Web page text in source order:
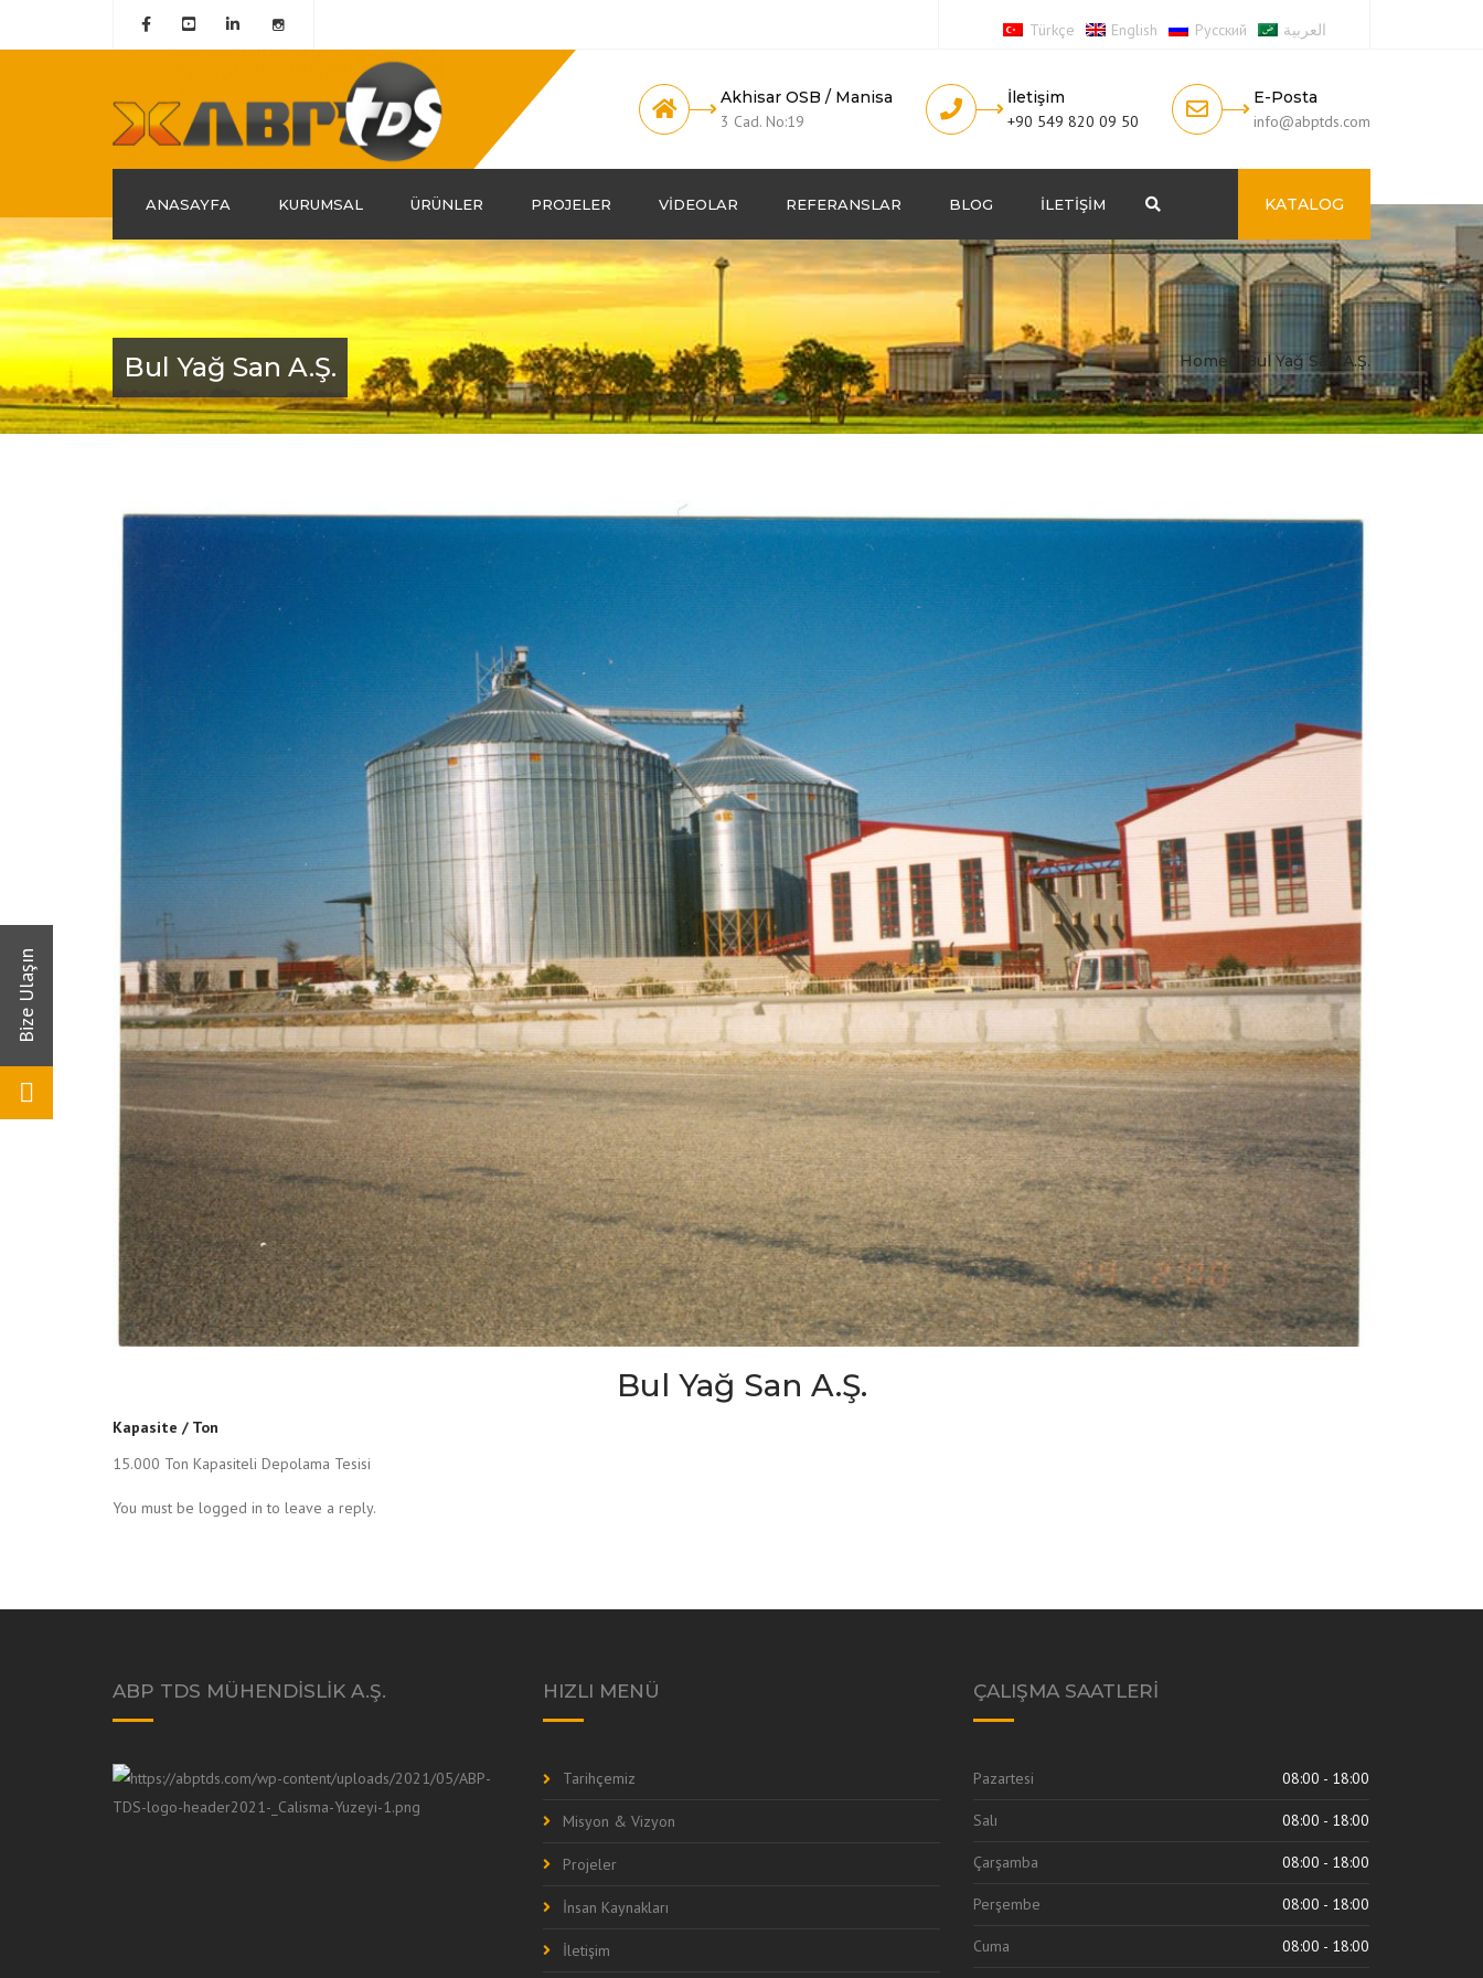
Türkçe English Русский العربية
Akhisar OSB / Manisa
3 Cad. No:19
İletişim
+90 549 820 09 50
E-Posta
info@abptds.com
ANASAYFA KURUMSAL
Hakkımızda
Tarihçemiz
Kalite Belgelerimiz
İnsan Kaynakları
ÜRÜNLER PROJELER VIDEOLAR REFERANSLAR BLOG İLETIŞIM KATALOG
Bul Yağ San A.Ş. Home Bul Yağ San A.Ş.
Bul Yağ San A.Ş.
Kapasite / Ton
15.000 Ton Kapasiteli Depolama Tesisi
You must be logged in to leave a reply.
ABP TDS MÜHENDISLIK A.Ş. HIZLI MENÜ
Tarihçemiz
Misyon & Vizyon
Projeler
İnsan Kaynakları
İletişim
ÇALIŞMA SAATLERI
Pazartesi 08:00 - 18:00
Salı 08:00 - 18:00
Çarşamba 08:00 - 18:00
Perşembe 08:00 - 18:00
Cuma 08:00 - 18:00